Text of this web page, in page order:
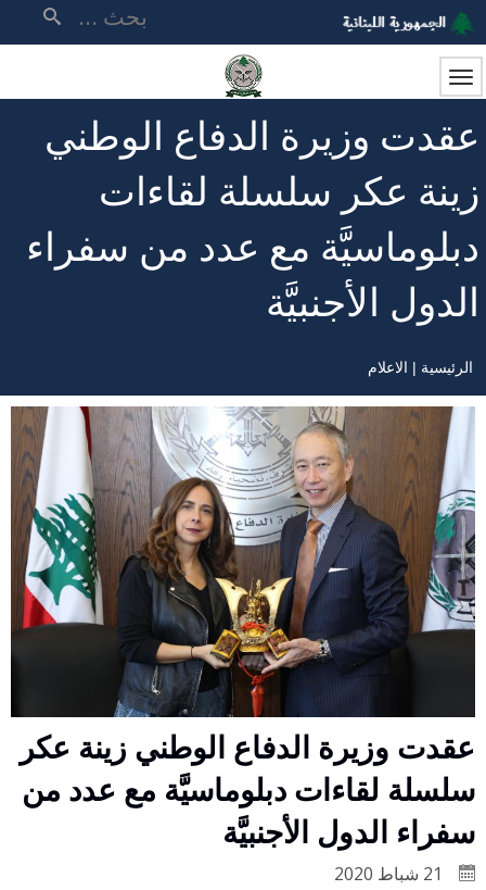
تجاوز
إلى
المحتوى
الرئيسي
عقدت وزيرة الدفاع الوطني
زينة عكر سلسلة لقاءات
دبلوماسيَّة مع عدد من سفراء
الدول الأجنبيَّة
مسار
التنقل
الرئيسية الاعلام
عقدت وزيرة الدفاع الوطني زينة عكر
سلسلة لقاءات دبلوماسيَّة مع عدد من
سفراء الدول الأجنبيَّة